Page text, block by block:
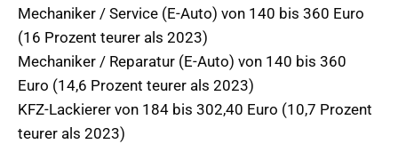
Mechaniker / Service (E-Auto) von 140 bis 360 Euro
(16 Prozent teurer als 2023)
Mechaniker / Reparatur (E-Auto) von 140 bis 360
Euro (14,6 Prozent teurer als 2023)
KFZ-Lackierer von 184 bis 302,40 Euro (10,7 Prozent
teurer als 2023)